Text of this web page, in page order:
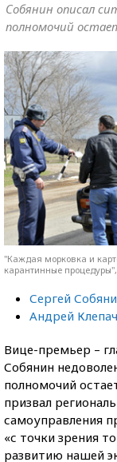
Собянин описал
полномочий
"Каждая морковка и
карантинные
Сергей
Андрей
Вице-премьер –
Собянин
полномочий
призвал
самоуправления
«с точки зрения
развитию нашей